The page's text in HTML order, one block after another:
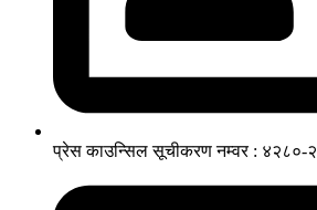
प्रेस काउन्सिल सूचीकरण नम्वर : ४२८०-